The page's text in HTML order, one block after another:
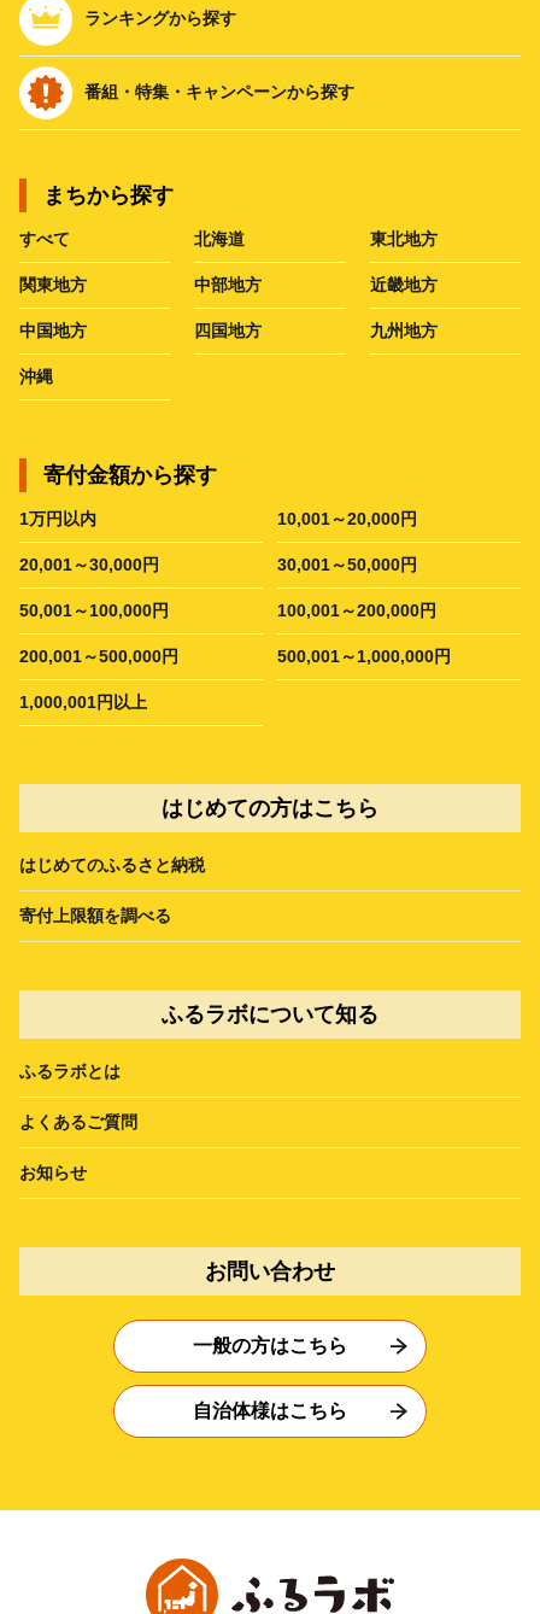
ランキングから探す
番組・特集・キャンペーンから探す
まちから探す
すべて 北海道 東北地方
関東地方 中部地方 近畿地方
中国地方 四国地方 九州地方
沖縄
寄付金額から探す
1万円以内 10,001～20,000円
20,001～30,000円 30,001～50,000円
50,001～100,000円 100,001～200,000円
200,001～500,000円 500,001～1,000,000円
1,000,001円以上
はじめての方はこちら
はじめてのふるさと納税
寄付上限額を調べる
ふるラボについて知る
ふるラボとは
よくあるご質問
お知らせ
お問い合わせ
一般の方はこちら
自治体様はこちら